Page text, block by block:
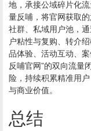
地，承接公域碎片化
量反哺，将官网获取
社群、私域用户池，
户粘性与复购、转介
品体验、活动互动、
反哺官网”的双向流量
险，持续积累精准用
与商业价值。
总结